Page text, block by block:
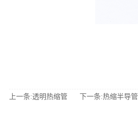
上一条:透明热缩管 下一条:热缩半导管